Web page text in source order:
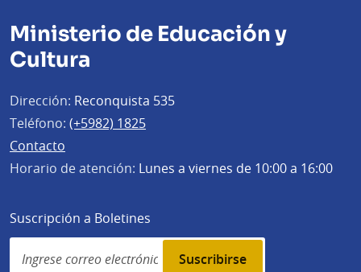
Ministerio de Educación y
Cultura
Dirección: Reconquista 535
Teléfono: (+5982) 1825
Contacto
Horario de atención: Lunes a viernes de 10:00 a 16:00
Suscripción a Boletines
Simplenews
subscription